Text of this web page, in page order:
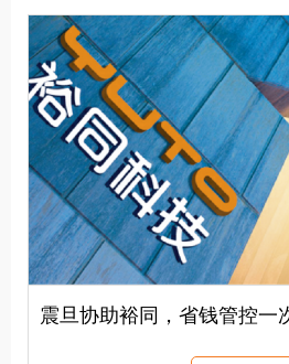
震旦协助裕同，省钱管控一